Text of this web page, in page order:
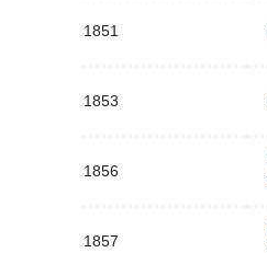
1851
1853
1856
1857